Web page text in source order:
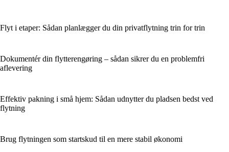
Flyt i etaper: Sådan planlægger du din privatflytning trin for trin
Dokumentér din flytterengøring – sådan sikrer du en problemfri
aflevering
Effektiv pakning i små hjem: Sådan udnytter du pladsen bedst ved
flytning
Brug flytningen som startskud til en mere stabil økonomi